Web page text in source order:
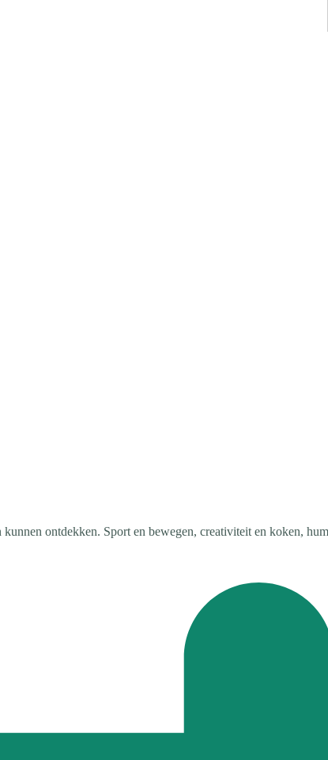
ontdekken. Sport en bewegen, creativiteit en koken,